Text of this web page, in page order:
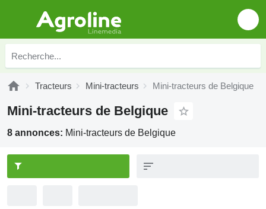
Tracteurs Mini-tracteurs Mini-tracteurs de Belgique
Mini-tracteurs de Belgique
8 annonces: Mini-tracteurs de Belgique